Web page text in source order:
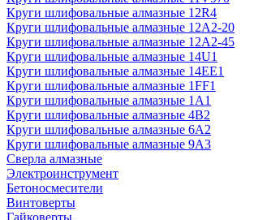
Круги шлифовальные алмазные 12R4
Круги шлифовальные алмазные 12А2-20
Круги шлифовальные алмазные 12А2-45
Круги шлифовальные алмазные 14U1
Круги шлифовальные алмазные 14ЕЕ1
Круги шлифовальные алмазные 1FF1
Круги шлифовальные алмазные 1А1
Круги шлифовальные алмазные 4В2
Круги шлифовальные алмазные 6A2
Круги шлифовальные алмазные 9А3
Сверла алмазные
Электроинструмент
Бетоносмесители
Винтоверты
Гайковерты